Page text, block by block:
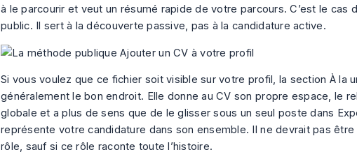
à le parcourir et veut un résumé rapide de votre parcours. C’est le cas
public. Il sert à la découverte passive, pas à la candidature active.
Si vous voulez que ce fichier soit visible sur votre profil, la section À la
généralement le bon endroit. Elle donne au CV son propre espace, le
globale et a plus de sens que de le glisser sous un seul poste dans
représente votre candidature dans son ensemble. Il ne devrait pas être
rôle, sauf si ce rôle raconte toute l’histoire.